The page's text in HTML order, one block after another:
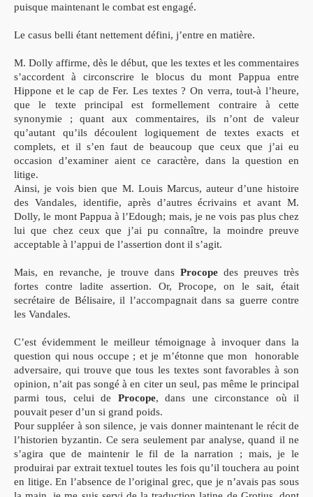
puisque maintenant le combat est engagé.
Le casus belli étant nettement défini, j’entre en matière.
M. Dolly affirme, dès le début, que les textes et les commentaires
s’accordent à circonscrire le blocus du mont Pappua entre
Hippone et le cap de Fer. Les textes ? On verra, tout-à l’heure,
que le texte principal est formellement contraire à cette
synonymie ; quant aux commentaires, ils n’ont de valeur
qu’autant qu’ils découlent logiquement de textes exacts et
complets, et il s’en faut de beaucoup que ceux que j’ai eu
occasion d’examiner aient ce caractère, dans la question en
litige.
Ainsi, je vois bien que M. Louis Marcus, auteur d’une histoire
des Vandales, identifie, après d’autres écrivains et avant M.
Dolly, le mont Pappua à l’Edough; mais, je ne vois pas plus chez
lui que chez ceux que j’ai pu connaître, la moindre preuve
acceptable à l’appui de l’assertion dont il s’agit.
Mais, en revanche, je trouve dans Procope des preuves très
fortes contre ladite assertion. Or, Procope, on le sait, était
secrétaire de Bélisaire, il l’accompagnait dans sa guerre contre
les Vandales.
C’est évidemment le meilleur témoignage à invoquer dans la
question qui nous occupe ; et je m’étonne que mon honorable
adversaire, qui trouve que tous les textes sont favorables à son
opinion, n’ait pas songé à en citer un seul, pas même le principal
parmi tous, celui de Procope, dans une circonstance où il
pouvait peser d’un si grand poids.
Pour suppléer à son silence, je vais donner maintenant le récit de
l’historien byzantin. Ce sera seulement par analyse, quand il ne
s’agira que de maintenir le fil de la narration ; mais, je le
produirai par extrait textuel toutes les fois qu’il touchera au point
en litige. En l’absence de l’original grec, que je n’avais pas sous